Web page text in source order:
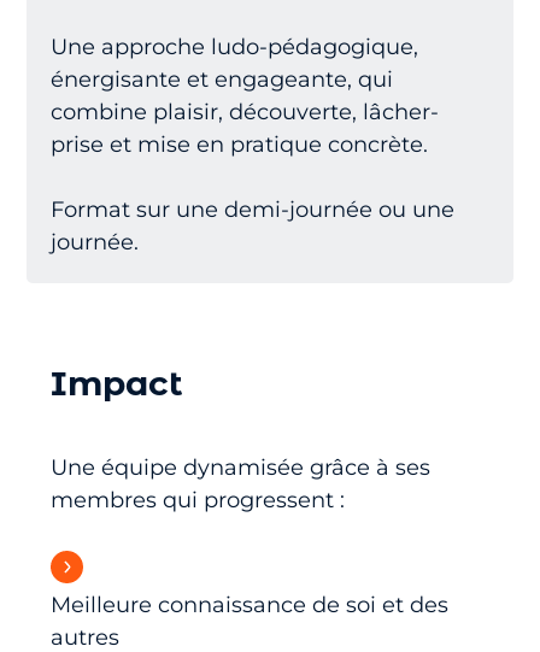
Une approche ludo-pédagogique,
énergisante et engageante, qui
combine plaisir, découverte, lâcher-
prise et mise en pratique concrète.
Format sur une demi-journée ou une
journée.
Impact
Une équipe dynamisée grâce à ses
membres qui progressent :
Meilleure connaissance de soi et des
autres